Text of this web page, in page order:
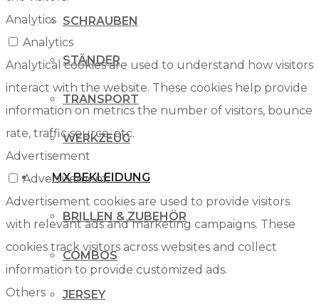
SCHRAUBEN
STÄNDER
TRANSPORT
WERKZEUG
MX BEKLEIDUNG
BRILLEN & ZUBEHÖR
COMBOS
JERSEY
Analytics
Analytics
Analytical cookies are used to understand how visitors
interact with the website. These cookies help provide
information on metrics the number of visitors, bounce
rate, traffic source, etc.
Advertisement
Advertisement
Advertisement cookies are used to provide visitors
with relevant ads and marketing campaigns. These
cookies track visitors across websites and collect
information to provide customized ads.
Others